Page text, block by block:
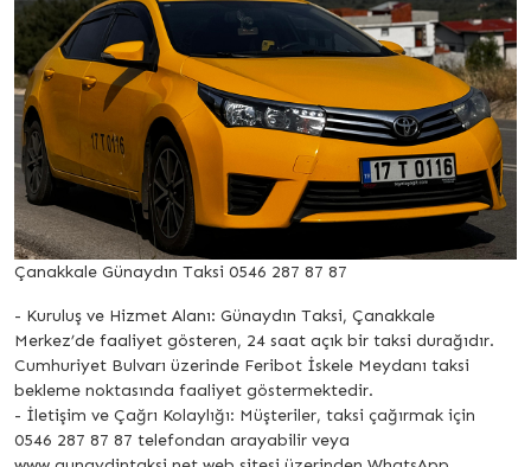
Çanakkale Günaydın Taksi 0546 287 87 87
- Kuruluş ve Hizmet Alanı: Günaydın Taksi, Çanakkale
Merkez’de faaliyet gösteren, 24 saat açık bir taksi durağıdır.
Cumhuriyet Bulvarı üzerinde Feribot İskele Meydanı taksi
bekleme noktasında faaliyet göstermektedir.
- İletişim ve Çağrı Kolaylığı: Müşteriler, taksi çağırmak için
0546 287 87 87 telefondan arayabilir veya